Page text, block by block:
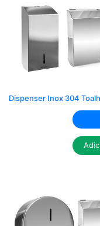
Dispenser Inox 304